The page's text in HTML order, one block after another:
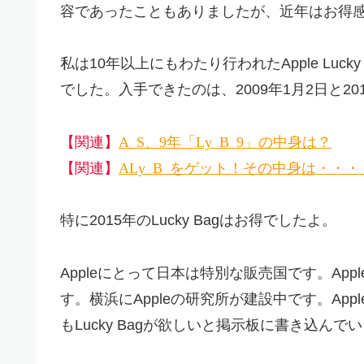
容であったこともありましたが、近年はお得
私は10年以上にもわたり行われたApple
でした。入手できたのは、2009年1月2日と
【関連】 Apple Store、2009年「Lucky Bag 2009」の中身は？
【関連】 AppleLucky Bag 2015をゲット！その中身は・・
特に2015年のLucky Bagはお得でしたよ。
Appleにとって日本は特別な販売国です。
す。横浜にAppleの研究所が建設中です。
もLucky Bagが欲しいと掲示板に書き込んで